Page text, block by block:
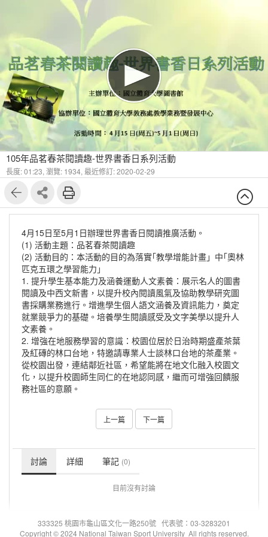
105年品茗春茶閱讀趣-世界書香日系列活動
長度: 01:23, 瀏覽: 1934, 最近修訂: 2020-02-29
4月15日至5月1日辦理世界書香日閱讀推廣活動。
(1) 活動主題：品茗春茶閱讀趣
(2) 活動目的：本活動的目的為落實｢教學增能計畫」中｢奧林
匹克五環之學習能力」
1. 提升學生基本能力及涵養運動人文素養：展示名人的圖書
閱讀及中西文新書，以提升校內閱讀風氣及協助教學研究圖
書採購業務進行。增進學生個人語文涵養及資訊能力，奠定
就業競爭力的基礎。培養學生閱讀感受及文字美學以提升人
文素養。
2. 增強在地服務學習的意識：校園位居於日治時期盛產茶葉
及紅磚的林口台地，特邀請專業人士談林口台地的茶產業。
從校園出發，連結鄰近社區，希望能將在地文化融入校園文
化，以提升校園師生同仁的在地認同感，繼而可增強回饋服
務社區的意願。
上一篇 下一篇
討論 詳細 筆記 (0)
目前沒有討論
333325 桃園市龜山區文化一路250號 代表號：03-3283201
Copyright © 2024 National Taiwan Sport University All rights reserved.